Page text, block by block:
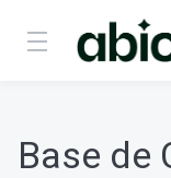
Base de